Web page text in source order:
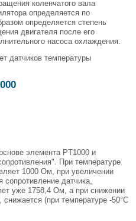
коленчатого вала
определяется по
определяется степень
двигателя после его
насоса охлаждения.
датчиков температуры
элемента PT1000 и
При температуре
1000 Ом, при увеличении
сопротивление датчика,
уже 1758,4 Ом, а при снижении
(при температуре -50°C